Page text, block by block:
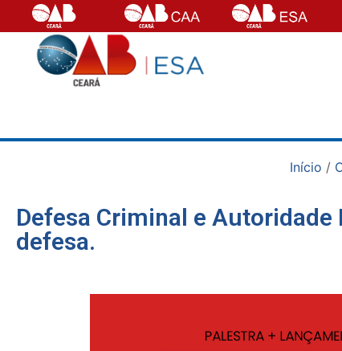
Início /
Defesa Criminal e
defesa.